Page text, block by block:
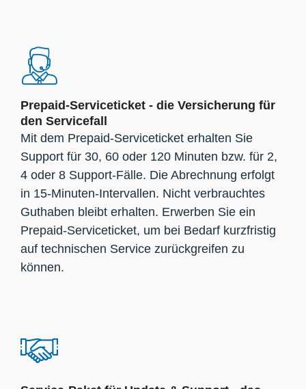
Prepaid-Serviceticket - die Versicherung für
den Servicefall
Mit dem Prepaid-Serviceticket erhalten Sie
Support für 30, 60 oder 120 Minuten bzw. für 2,
4 oder 8 Support-Fälle. Die Abrechnung erfolgt
in 15-Minuten-Intervallen. Nicht verbrauchtes
Guthaben bleibt erhalten. Erwerben Sie ein
Prepaid-Serviceticket, um bei Bedarf kurzfristig
auf technischen Service zurückgreifen zu
können.